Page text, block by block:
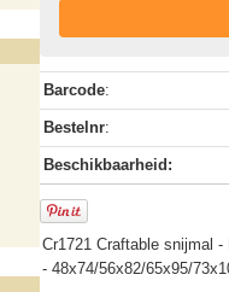
Barcode:
Bestelnr:
Beschikbaarheid:
Cr1721 Craftable snijmal
- 48x74/56x82/65x95/